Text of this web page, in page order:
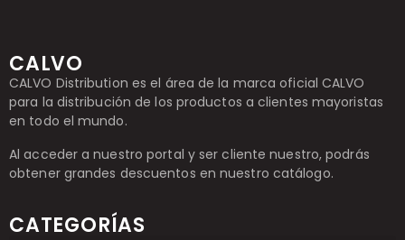
CALVO
CALVO Distribution es el área de la marca oficial CALVO
para la distribución de los productos a clientes mayoristas
en todo el mundo.
Al acceder a nuestro portal y ser cliente nuestro, podrás
obtener grandes descuentos en nuestro catálogo.
CATEGORÍAS